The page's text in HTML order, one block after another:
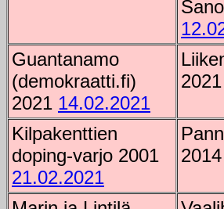
Guantanamo
(demokraatti.fi)
2021 14.02.2021
2021
Kilpakenttien
doping-varjo 2001
21.02.2021
2014